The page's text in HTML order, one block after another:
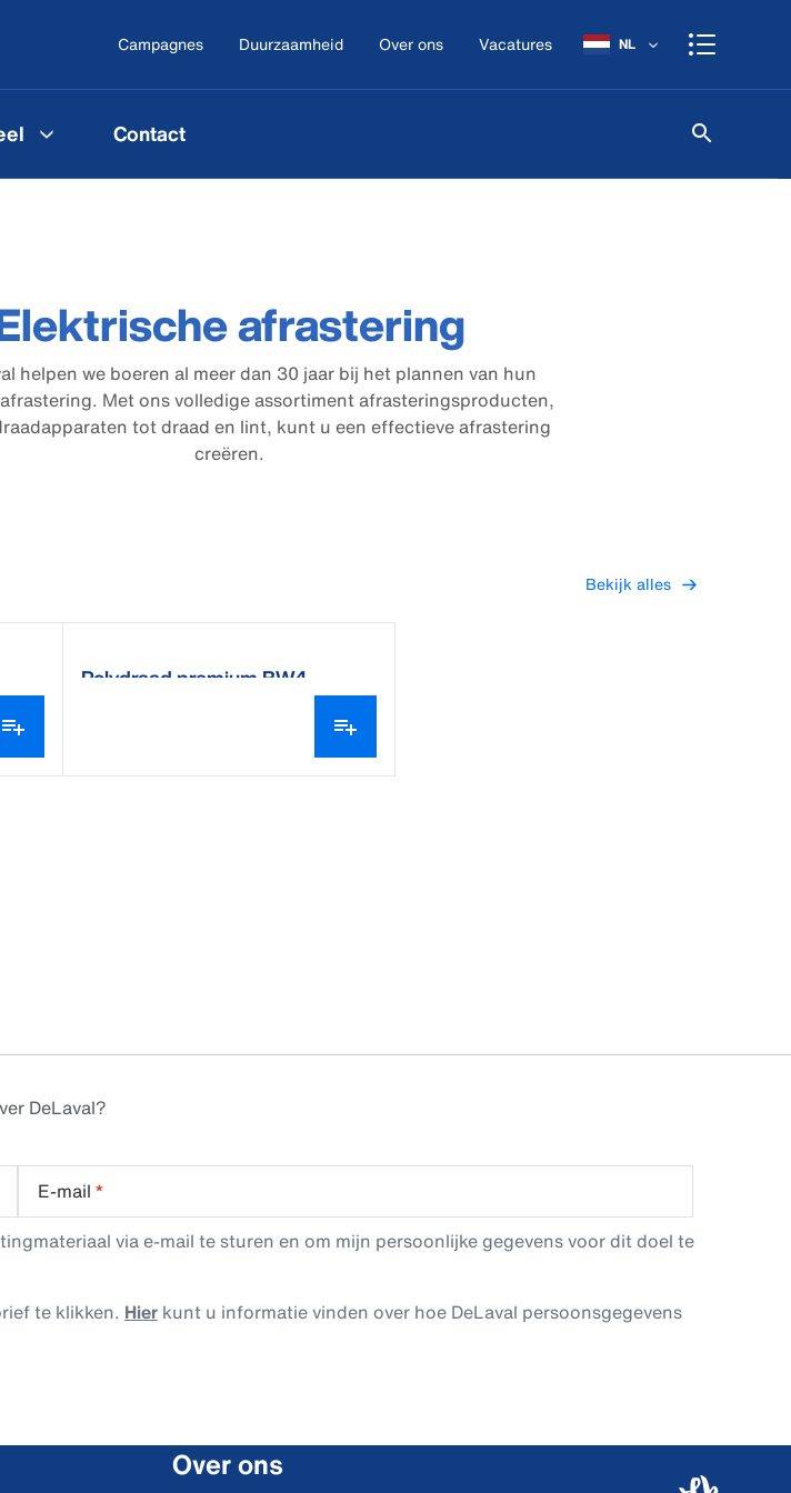
Campagnes Duurzaamheid Over ons Vacatures NL
Contact
afrastering
helpen we boeren al meer dan 30 jaar bij het plannen van hun
Met ons volledige assortiment afrasteringsproducten,
tot draad en lint, kunt u een effectieve afrastering
creëren.
Bekijk alles
Polydraad premium BW4
DeLaval?
E-mail *
via e-mail te sturen en om mijn persoonlijke gegevens voor dit doel te
te klikken. Hier kunt u informatie vinden over hoe DeLaval persoonsgegevens
Over ons